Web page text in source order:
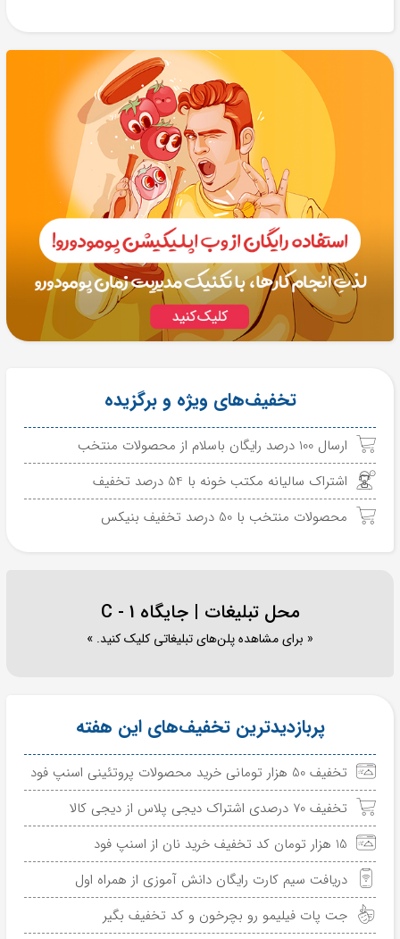
تخفیف‌های ویژه و برگزیده
ارسال 100 درصد رایگان باسلام از محصولات منتخب
اشتراک سالیانه مکتب خونه با 54 درصد تخفیف
محصولات منتخب با 50 درصد تخفیف بنیکس
محل تبلیغات | جایگاه C - 1
« برای مشاهده پلن‌های تبلیغاتی کلیک کنید. »
پربازدیدترین تخفیف‌های این هفته
تخفیف 50 هزار تومانی خرید محصولات پروتئینی اسنپ فود
تخفیف 70 درصدی اشتراک دیجی پلاس از دیجی کالا
15 هزار تومان کد تخفیف خرید نان از اسنپ فود
دریافت سیم کارت رایگان دانش آموزی از همراه اول
جت پات فیلیمو رو بچرخون و کد تخفیف بگیر